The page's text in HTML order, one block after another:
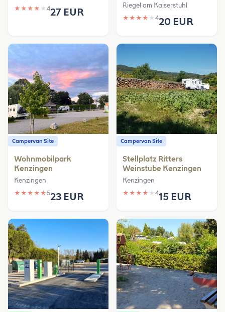
★ ★ ★ ★ ★ 427 EUR
Riegel am Kaiserstuhl
★ ★ ★ ★ ★ 420 EUR
Campervan Site
Wohnmobilpark
Kenzingen
Kenzingen
★ ★ ★ ★ ★523 EUR
Campervan Site
Stellplatz Ritters
Weinstube Kenzingen
Kenzingen
★ ★ ★ ★ ★ 415 EUR